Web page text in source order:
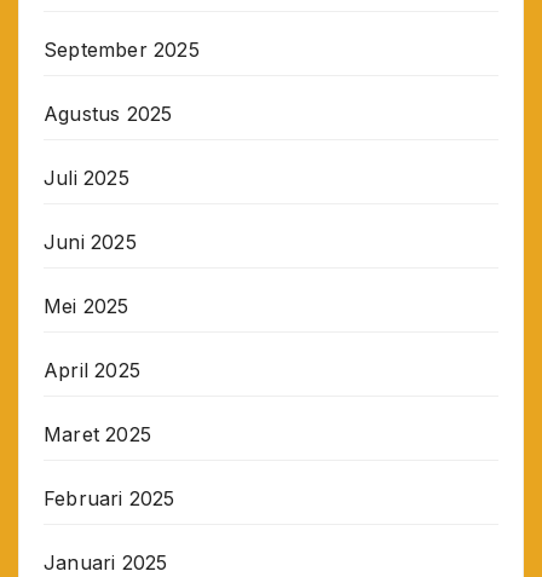
September 2025
Agustus 2025
Juli 2025
Juni 2025
Mei 2025
April 2025
Maret 2025
Februari 2025
Januari 2025